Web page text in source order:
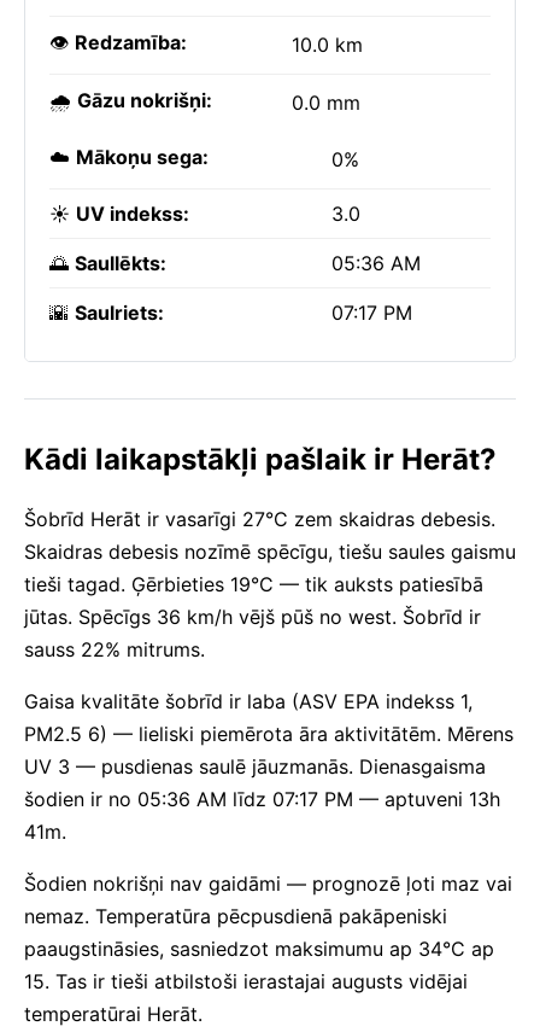
👁️ Redzamība: 10.0 km
🌧️ Gāzu nokrišņi: 0.0 mm
☁️ Mākoņu sega: 0%
☀️ UV indekss: 3.0
🌅 Saullēkts: 05:36 AM
🌇 Saulriets: 07:17 PM
Kādi laikapstākļi pašlaik ir Herāt?
Šobrīd Herāt ir vasarīgi 27°C zem skaidras debesis.
Skaidras debesis nozīmē spēcīgu, tiešu saules gaismu
tieši tagad. Ģērbieties 19°C — tik auksts patiesībā
jūtas. Spēcīgs 36 km/h vējš pūš no west. Šobrīd ir
sauss 22% mitrums.
Gaisa kvalitāte šobrīd ir laba (ASV EPA indekss 1,
PM2.5 6) — lieliski piemērota āra aktivitātēm. Mērens
UV 3 — pusdienas saulē jāuzmanās. Dienasgaisma
šodien ir no 05:36 AM līdz 07:17 PM — aptuveni 13h
41m.
Šodien nokrišņi nav gaidāmi — prognozē ļoti maz vai
nemaz. Temperatūra pēcpusdienā pakāpeniski
paaugstināsies, sasniedzot maksimumu ap 34°C ap
15. Tas ir tieši atbilstoši ierastajai augusts vidējai
temperatūrai Herāt.